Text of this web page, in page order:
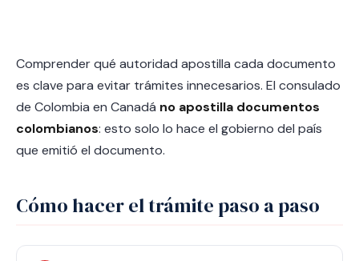
Comprender qué autoridad apostilla cada documento
es clave para evitar trámites innecesarios. El consulado
de Colombia en Canadá no apostilla documentos
colombianos: esto solo lo hace el gobierno del país
que emitió el documento.
Cómo hacer el trámite paso a paso